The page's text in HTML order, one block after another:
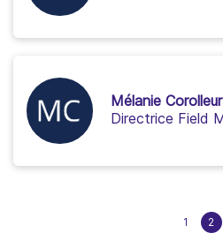
Mélanie Corolleur
1 2